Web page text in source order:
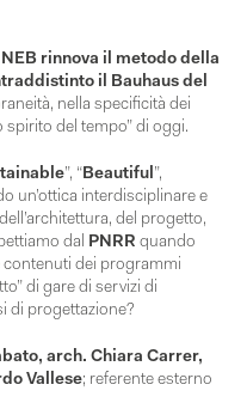
NEB rinnova il metodo della
il Bauhaus del
nella specificità dei
spirito del tempo” di oggi.
”, “Beautiful”,
un’ottica interdisciplinare e
del progetto,
dal PNRR quando
dei programmi
di gare di servizi di
di progettazione?
arch. Chiara Carrer,
Vallese; referente esterno